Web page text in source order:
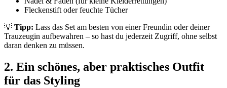
Fleckenstift oder feuchte Tücher
💡 Tipp: Lass das Set am besten von einer Freundin oder deiner
Trauzeugin aufbewahren – so hast du jederzeit Zugriff, ohne selbst
daran denken zu müssen.
2. Ein schönes, aber praktisches Outfit
für das Styling